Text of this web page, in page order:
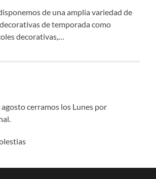
de una amplia variedad de
de temporada como
decorativas,…
cerramos los Lunes por